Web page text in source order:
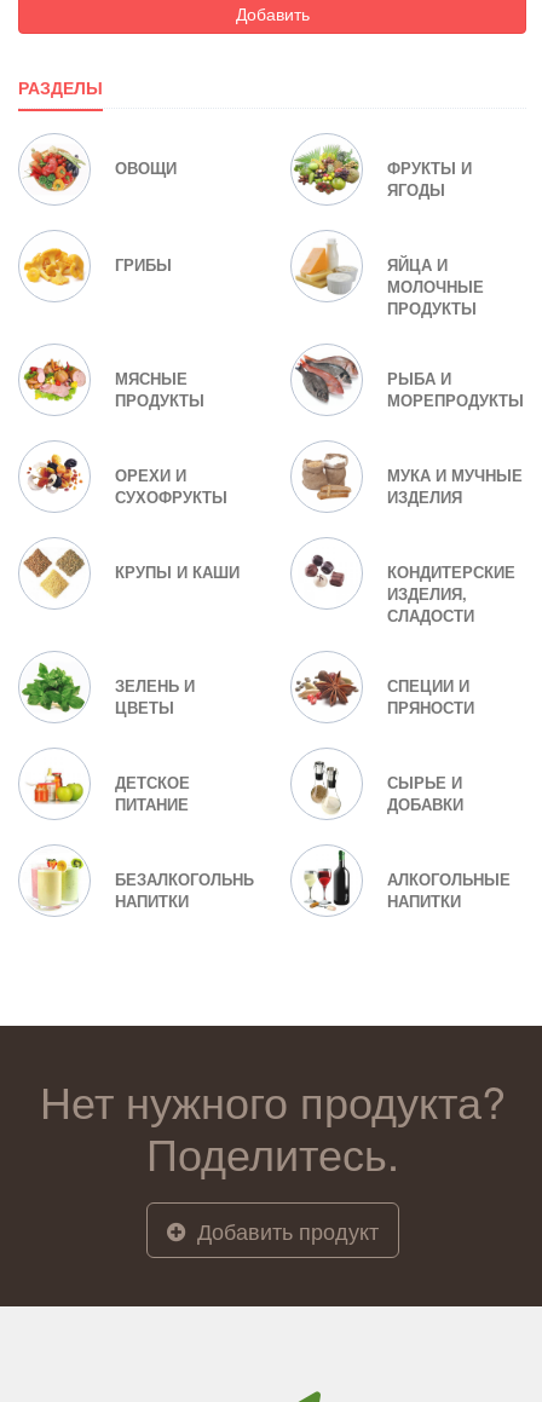
Добавить
РАЗДЕЛЫ
ОВОЩИ
ФРУКТЫ И
ЯГОДЫ
ГРИБЫ
ЯЙЦА И
МОЛОЧНЫЕ
ПРОДУКТЫ
МЯСНЫЕ
ПРОДУКТЫ
РЫБА И
МОРЕПРОДУКТЫ
ОРЕХИ И
СУХОФРУКТЫ
МУКА И МУЧНЫЕ
ИЗДЕЛИЯ
КРУПЫ И КАШИ
КОНДИТЕРСКИЕ
ИЗДЕЛИЯ,
СЛАДОСТИ
ЗЕЛЕНЬ И
ЦВЕТЫ
СПЕЦИИ И
ПРЯНОСТИ
ДЕТСКОЕ
ПИТАНИЕ
СЫРЬЕ И
ДОБАВКИ
БЕЗАЛКОГОЛЬНЫЕ
НАПИТКИ
АЛКОГОЛЬНЫЕ
НАПИТКИ
Нет нужного продукта?
Поделитесь.
Добавить продукт